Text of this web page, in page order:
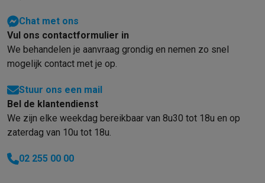
Chat met ons
Vul ons contactformulier in
We behandelen je aanvraag grondig en nemen zo snel
mogelijk contact met je op.
Stuur ons een mail
Bel de klantendienst
We zijn elke weekdag bereikbaar van 8u30 tot 18u en op
zaterdag van 10u tot 18u.
02 255 00 00